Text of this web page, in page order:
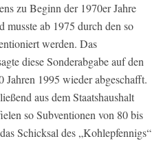
zu Beginn der 1970er Jahre
ab 1975 durch den so
werden. Das
diese Sonderabgabe auf den
Jahren 1995 wieder abgeschafft.
aus dem Staatshaushalt
so Subventionen von 80 bis
Schicksal des „Kohlepfennigs“